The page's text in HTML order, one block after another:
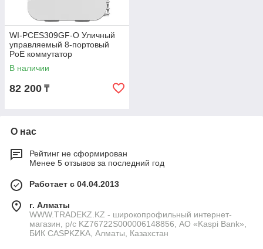
WI-PCES309GF-O Уличный
управляемый 8-портовый
PoE коммутатор
В наличии
82 200 ₸
О нас
Рейтинг не сформирован
Менее 5 отзывов за последний год
Работает с 04.04.2013
г. Алматы
WWW.TRADEKZ.KZ - широкопрофильный интернет-
магазин, р/с KZ76722S000006148856, АО «Kaspi Bank»,
БИК CASPKZKA, Алматы, Казахстан